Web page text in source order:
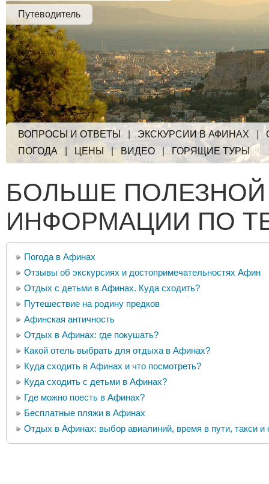
Путеводитель
ВОПРОСЫ И ОТВЕТЫ|ЭКСКУРСИИ В АФИНАХ |
ПОГОДА
ЦЕНЫ | ВИДЕО |ГОРЯЩИЕ ТУРЫ
БОЛЬШЕ ПОЛЕЗНОЙ
ИНФОРМАЦИИ ПО
Погода в Афинах
Отзывы об экскурсиях и достопримечательностях Афин
Отдых с детьми в Афинах. Куда сходить?
Путешествие на родину предков
Афинская античность
Отдых в Афинах: где покушать?
Какой отель выбрать для отдыха в Афинах?
Куда сходить в Афинах и что посмотреть?
Куда сходить с детьми в Афинах?
Где можно поесть в Афинах?
Бесплатные пляжи в Афинах
Отдых в Афинах: выбор авиалиний, время в пути, такси